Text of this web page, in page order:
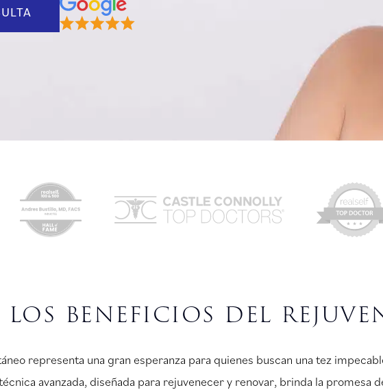
los beneficios del
representa una gran esperanza para quienes buscan una tez
avanzada, diseñada para rejuvenecer y renovar, brinda la promesa